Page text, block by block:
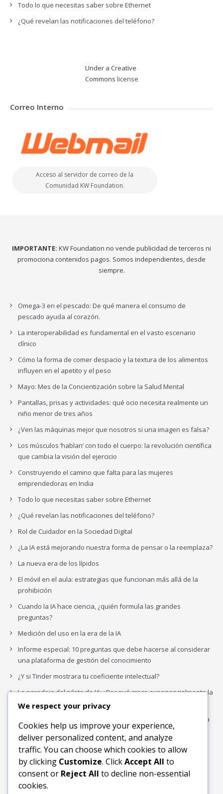
Todo lo que necesitas saber sobre Ethernet
¿Qué revelan las notificaciones del teléfono?
Under a Creative
Commons license
Correo Interno
Acceso al servidor de correo de la
Comunidad KW Foundation.
IMPORTANTE: KW Foundation no vende publicidad de terceros ni
promociona contenidos pagos. Somos independientes, desde
siempre.
Omega-3 en el pescado: De qué manera el consumo de
pescado ayuda al corazón.
La interoperabilidad es fundamental en el vasto escenario
clínico
Cómo la forma de comer despacio y la textura de los alimentos
influyen en el apetito y el peso
Mayo: Mes de la Concientización sobre la Salud Mental
Pantallas, prisas y actividades: qué ocio necesita realmente un
niño menor de tres años
¿Ven las máquinas mejor que nosotros si una imagen es falsa?
Los músculos ‘hablan’ con todo el cuerpo: la revolución científica
que cambia la visión del ejercicio
Construyendo el camino que falta para las mujeres
emprendedoras en India
Todo lo que necesitas saber sobre Ethernet
¿Qué revelan las notificaciones del teléfono?
Rol de Cuidador en la Sociedad Digital
¿La IA está mejorando nuestra forma de pensar o la reemplaza?
La nueva era de los lípidos
El móvil en el aula: estrategias que funcionan más allá de la
prohibición
Cuando la IA hace ciencia, ¿quién formula las grandes
preguntas?
Medición del uso en la era de la IA
Informe especial: 10 preguntas que debe hacerse al considerar
una plataforma de gestión del conocimiento
¿Y si Tinder mostrara tu coeficiente intelectual?
La paradoja del piloto de IA: ¿Por qué crece exponencialmente la
complejidad de la IA empresarial?
Los organigramas de marketing se crearon para los canales. La
IA acaba de dejarlos obsoletos.
Buscar
Buscar
We respect your privacy
Cookies help us improve your experience,
deliver personalized content, and analyze
traffic. You can choose which cookies to allow
by clicking Customize. ClickAccept All to
consent or Reject All to decline non-essential
cookies.